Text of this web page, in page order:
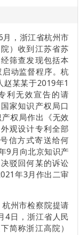
，浙江省杭州市
）收到江苏省苏
筛查发现包括本
动监督程序。杭
赵某某于2019年1
利无效宣告的请
家知识产权局口
权局作出《无效
观设计专利全部
信方式寄送给何
9月向北京知识产
驳回何某的诉讼
年3月作出二审
州市检察院提请
4日，浙江省人民
简称浙江高院）